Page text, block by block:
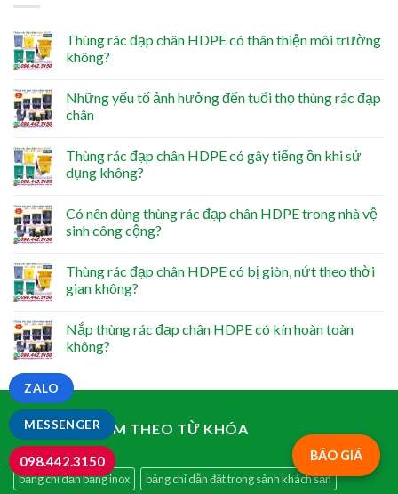
Thùng rác đạp chân HDPE có thân thiện môi trường
không?
Những yếu tố ảnh hưởng đến tuổi thọ thùng rác đạp
chân
Thùng rác đạp chân HDPE có gây tiếng ồn khi sử
dụng không?
Có nên dùng thùng rác đạp chân HDPE trong nhà vệ
sinh công cộng?
Thùng rác đạp chân HDPE có bị giòn, nứt theo thời
gian không?
Nắp thùng rác đạp chân HDPE có kín hoàn toàn
không?
TÌM SẢN PHẨM THEO TỪ KHÓA
bảng chỉ dẫn bằng inox bảng chỉ dẫn đặt trong sảnh khách sạn
BÁO GIÁ
MESSENGER
ZALO
098.442.3150